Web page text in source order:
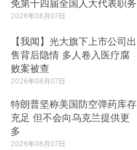
免第十四届全国人大代表职务
2026年08月07日
【我闻】光大旗下上市公司出
售背后隐情 多人卷入医疗腐
败案被查
2026年08月07日
特朗普坚称美国防空弹药库存
充足 但不会向乌克兰提供更
多
2026年08月07日